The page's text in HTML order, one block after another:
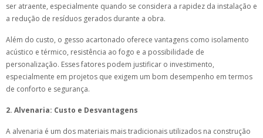
ser atraente, especialmente quando se considera a rapidez da instalação e
a redução de resíduos gerados durante a obra.
Além do custo, o gesso acartonado oferece vantagens como isolamento
acústico e térmico, resistência ao fogo e a possibilidade de
personalização. Esses fatores podem justificar o investimento,
especialmente em projetos que exigem um bom desempenho em termos
de conforto e segurança.
2. Alvenaria: Custo e Desvantagens
A alvenaria é um dos materiais mais tradicionais utilizados na construção